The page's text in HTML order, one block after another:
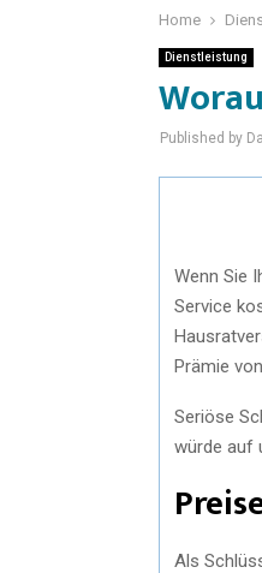
Home
Dienstleistung
Published by
Wenn Sie
Service
Prämie
Seriöse
würde auf
Als